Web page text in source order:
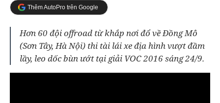
Thêm AutoPro trên Google
Hơn 60 đội offroad từ khắp nơi đổ về Đồng Mô
(Sơn Tây, Hà Nội) thi tài lái xe địa hình vượt đầm
lầy, leo dốc bùn ướt tại giải VOC 2016 sáng 24/9.